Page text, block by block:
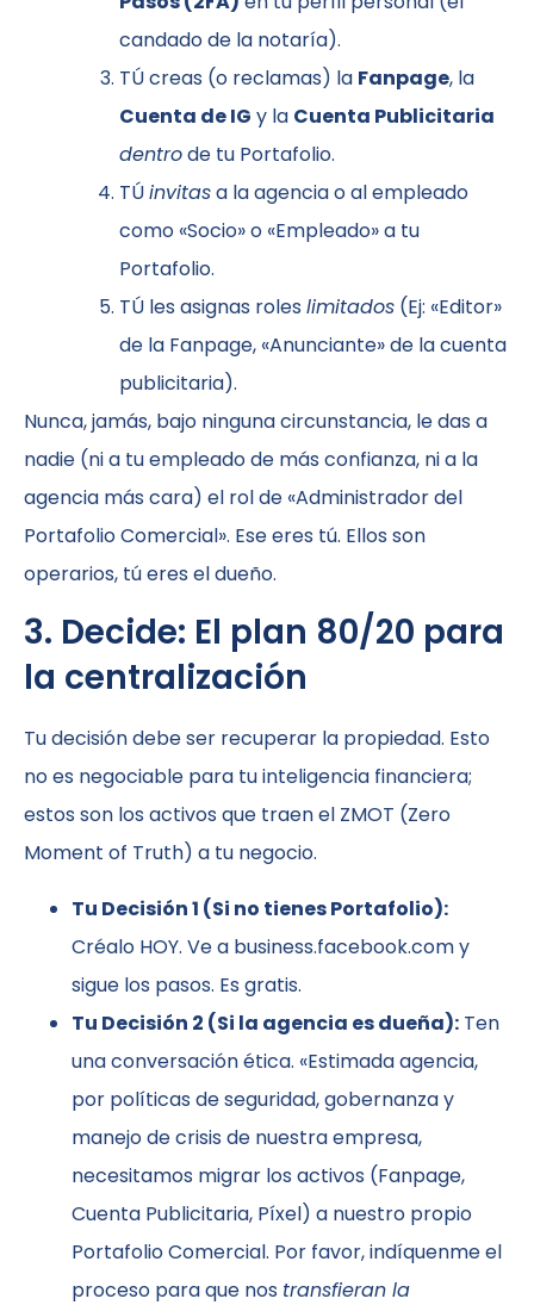
candado de la notaría).
TÚ creas (o reclamas) la Fanpage, la
Cuenta de IG y la Cuenta Publicitaria
dentrode tu Portafolio.
TÚinvitasa la agencia o al empleado
como «Socio» o «Empleado» a tu
Portafolio.
TÚ les asignas roles limitados (Ej: «Editor»
de la Fanpage, «Anunciante» de la cuenta
publicitaria).
Nunca, jamás, bajo ninguna circunstancia, le das a
nadie (ni a tu empleado de más confianza, ni a la
agencia más cara) el rol de «Administrador del
Portafolio Comercial». Ese eres tú. Ellos son
operarios, tú eres el dueño.
3. Decide: El plan 80/20 para
la centralización
Tu decisión debe ser recuperar la propiedad. Esto
no es negociable para tu inteligencia financiera;
estos son los activos que traen el ZMOT (Zero
Moment of Truth) a tu negocio.
Tu Decisión 1 (Si no tienes Portafolio):
Créalo HOY. Ve a business.facebook.com y
sigue los pasos. Es gratis.
Tu Decisión 2 (Si la agencia es dueña): Ten
una conversación ética. «Estimada agencia,
por políticas de seguridad, gobernanza y
manejo de crisis de nuestra empresa,
necesitamos migrar los activos (Fanpage,
Cuenta Publicitaria, Píxel) a nuestro propio
Portafolio Comercial. Por favor, indíquenme el
proceso para que nos transfieran la